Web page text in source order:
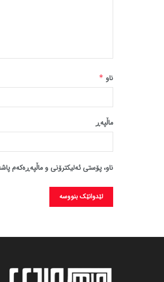
ناو *
ماڵپه‌ڕ
ناو، پۆستی ئەلیکترۆنی و ماڵپەڕەکەم